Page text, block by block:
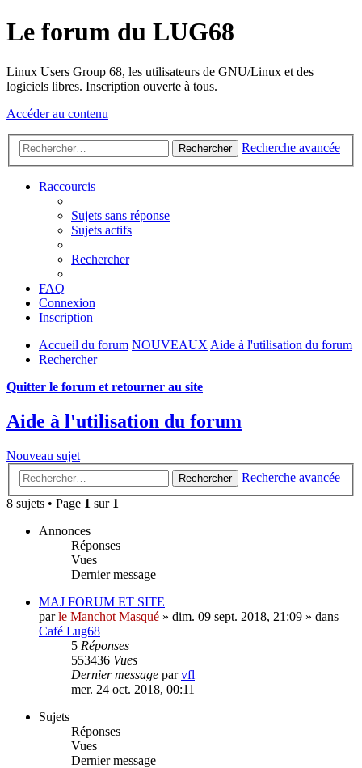
Le forum du LUG68
Linux Users Group 68, les utilisateurs de GNU/Linux et des
logiciels libres. Inscription ouverte à tous.
Accéder au contenu
Rechercher Recherche avancée
Raccourcis
Sujets sans réponse
Sujets actifs
Rechercher
FAQ
Connexion
Inscription
Accueil du forum NOUVEAUXAide à l'utilisation du forum
Rechercher
Quitter le forum et retourner au site
Aide à l'utilisation du forum
Nouveau sujet
Rechercher
Recherche avancée
8 sujets • Page 1 sur 1
Annonces
Réponses
Vues
Dernier message
MAJ FORUM ET SITE
parle Manchot Masqué » dim. 09 sept. 2018, 21:09 » dans
Café Lug68
5 Réponses
553436 Vues
Dernier message parvfl
mer. 24 oct. 2018, 00:11
Sujets
Réponses
Vues
Dernier message